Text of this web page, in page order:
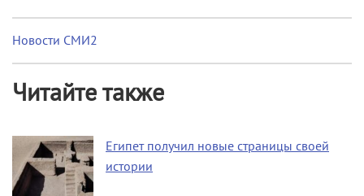
Новости СМИ2
Читайте также
Египет получил новые страницы своей
истории